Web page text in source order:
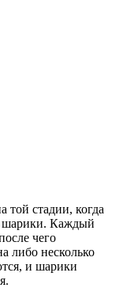
той стадии, когда
шарики. Каждый
чего
либо несколько
и шарики